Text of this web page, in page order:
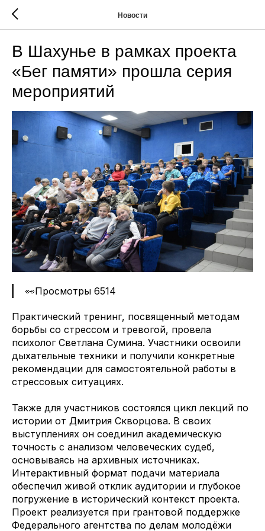
Новости
В Шахунье в рамках проекта
«Бег памяти» прошла серия
мероприятий
👀Просмотры 6514
Практический тренинг, посвященный методам
борьбы со стрессом и тревогой, провела
психолог Светлана Сумина. Участники освоили
дыхательные техники и получили конкретные
рекомендации для самостоятельной работы в
стрессовых ситуациях.
Также для участников состоялся цикл лекций по
истории от Дмитрия Скворцова. В своих
выступлениях он соединил академическую
точность с анализом человеческих судеб,
основываясь на архивных источниках.
Интерактивный формат подачи материала
обеспечил живой отклик аудитории и глубокое
погружение в исторический контекст проекта.
Проект реализуется при грантовой поддержке
Федерального агентства по делам молодёжи